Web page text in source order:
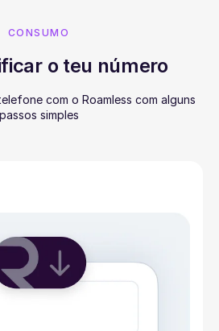
CONSUMO
o teu número
com o Roamless com alguns
passos simples